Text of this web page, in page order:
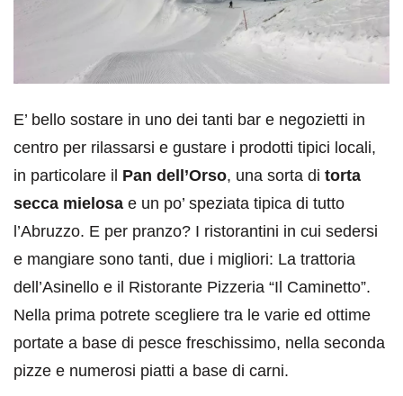
E’ bello sostare in uno dei tanti bar e negozietti in
centro per rilassarsi e gustare i prodotti tipici locali,
in particolare il Pan dell’Orso, una sorta di torta
secca mielosa e un po’ speziata tipica di tutto
l’Abruzzo. E per pranzo? I ristorantini in cui sedersi
e mangiare sono tanti, due i migliori: La trattoria
dell’Asinello e il Ristorante Pizzeria “Il Caminetto”.
Nella prima potrete scegliere tra le varie ed ottime
portate a base di pesce freschissimo, nella seconda
pizze e numerosi piatti a base di carni.